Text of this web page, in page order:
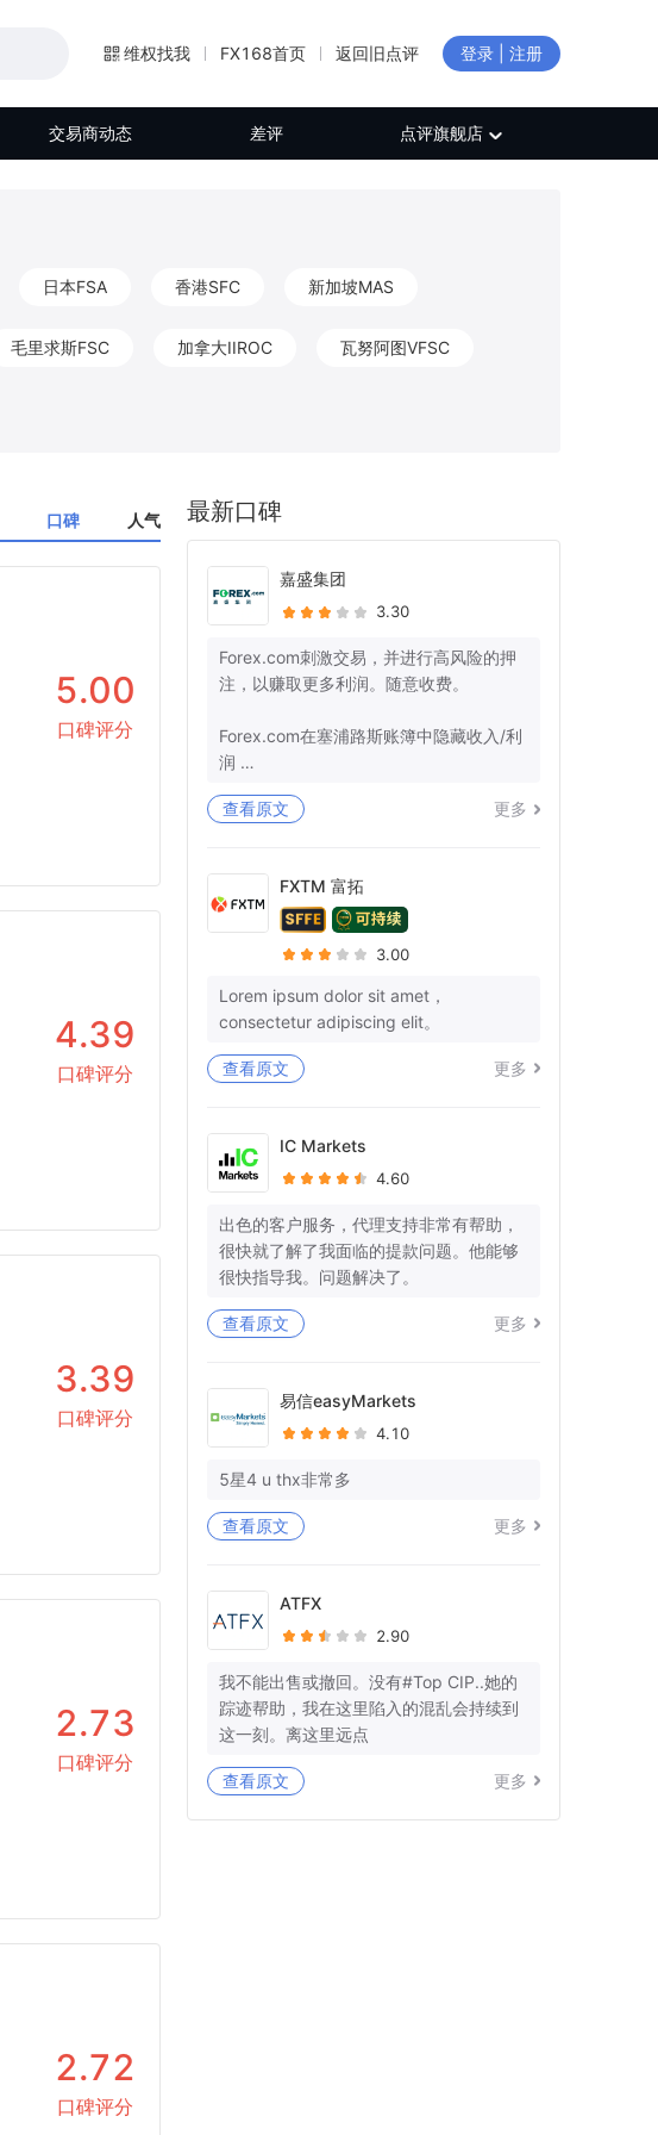
维权找我 FX168首页 返回旧点评 登录 | 注册
交易商动态 差评 点评旗舰店
日本FSA 香港SFC 新加坡MAS
毛里求斯FSC 加拿大IIROC 瓦努阿图VFSC
阿布扎比FSRA 白俄罗斯NBRB
口碑 人气
5.00
口碑评分
4.39
口碑评分
3.39
口碑评分
2.73
口碑评分
2.72
口碑评分
最新口碑
嘉盛集团
3.30
Forex.com刺激交易，并进行高风险的押
注，以赚取更多利润。随意收费。
Forex.com在塞浦路斯账簿中隐藏收入/利
润
+监管机构确保那里的管辖权。
-欧盟：第25条
我有10多个参考号码，而不是我的钱。你
3月29日，我们就退款清关和结束所有后
续行动达成了明确的协议。
户中什么都没有处理。
你又在愚弄我，在拖延时间。
重！！
我仍在等待我的WISE账户中23K+EU的全
额退款！你想让我向警方投诉吗？
方面账户关闭，也无法访问这些对账单。
问候
阿比谢克
查看原文 更多
FXTM 富拓
3.00
Lorem ipsum dolor sit amet，
consectetur adipiscing elit。
查看原文 更多
IC Markets
4.60
出色的客户服务，代理支持非常有帮助，
很快就了解了我面临的提款问题。他能够
很快指导我。问题解决了。
查看原文 更多
易信easyMarkets
4.10
5星4 u thx非常多
查看原文 更多
ATFX
2.90
我不能出售或撤回。没有#Top CIP..她的
踪迹帮助，我在这里陷入的混乱会持续到
这一刻。离这里远点
查看原文 更多